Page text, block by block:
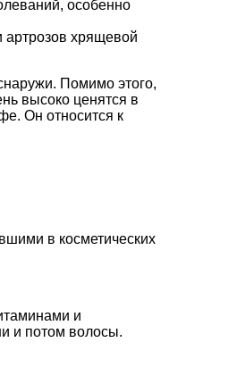
особенно
артрозов хрящевой
Помимо этого,
высоко ценятся в
Он относится к
в косметических
и
и потом волосы.